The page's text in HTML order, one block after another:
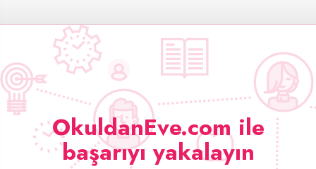
OkuldanEve.com ile
başarıyı yakalayın